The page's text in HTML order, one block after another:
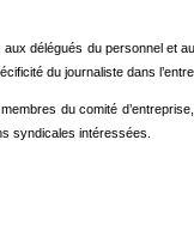
délégués du personnel et
du journaliste dans
du comité
syndicales intéressées.